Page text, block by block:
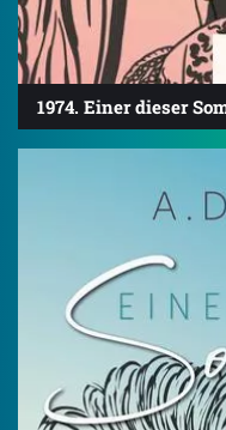
1974. Einer dieser